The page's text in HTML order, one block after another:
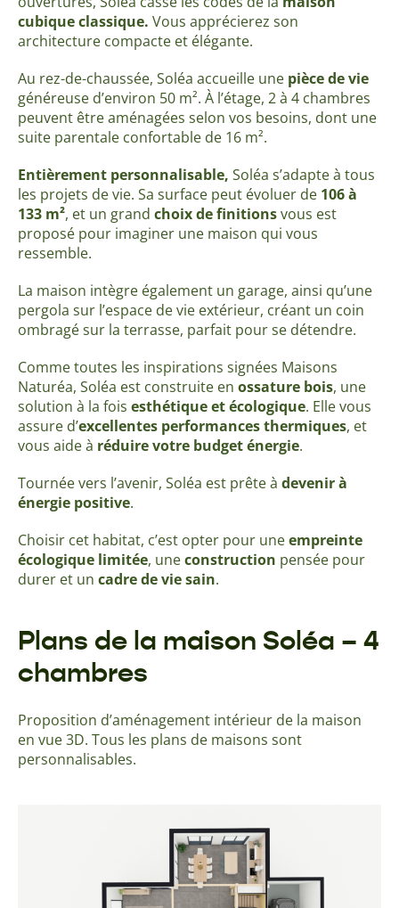
cubique classique. Vous apprécierez son
architecture compacte et élégante.
Au rez-de-chaussée, Soléa accueille une pièce de vie
généreuse d’environ 50 m². À l’étage, 2 à 4 chambres
peuvent être aménagées selon vos besoins, dont une
suite parentale confortable de 16 m².
Entièrement personnalisable, Soléa s’adapte à tous
les projets de vie. Sa surface peut évoluer de 106 à
133 m², et un grand choix de finitionsvous est
proposé pour imaginer une maison qui vous
ressemble.
La maison intègre également un garage, ainsi qu’une
pergola sur l’espace de vie extérieur, créant un coin
ombragé sur la terrasse, parfait pour se détendre.
Comme toutes les inspirations signées Maisons
Naturéa, Soléa est construite en ossature bois, une
solution à la fois esthétique et écologique. Elle vous
assure d’excellentes performances thermiques, et
vous aide à réduire votre budget énergie.
Tournée vers l’avenir, Soléa est prête à devenir à
énergie positive.
Choisir cet habitat, c’est opter pour uneempreinte
écologique limitée, uneconstruction pensée pour
durer et un cadre de vie sain.
Plans de la maison Soléa – 4
chambres
Proposition d’aménagement intérieur de la maison
en vue 3D. Tous les plans de maisons sont
personnalisables.